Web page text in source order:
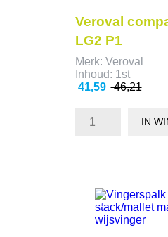
Veroval
LG2 P1
Merk: Veroval
Inhoud: 1st
Prijs
41,59 Normale
46,21
IN
- 1,11